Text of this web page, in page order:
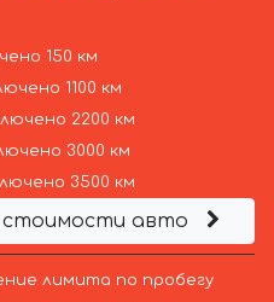
150 км
1100 км
2200 км
3000 км
3500 км
стоимости авто
лимита по пробегу